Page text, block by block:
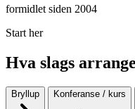
formidlet siden 2004
Start her
Hva slags
Bryllup Konferanse / kurs